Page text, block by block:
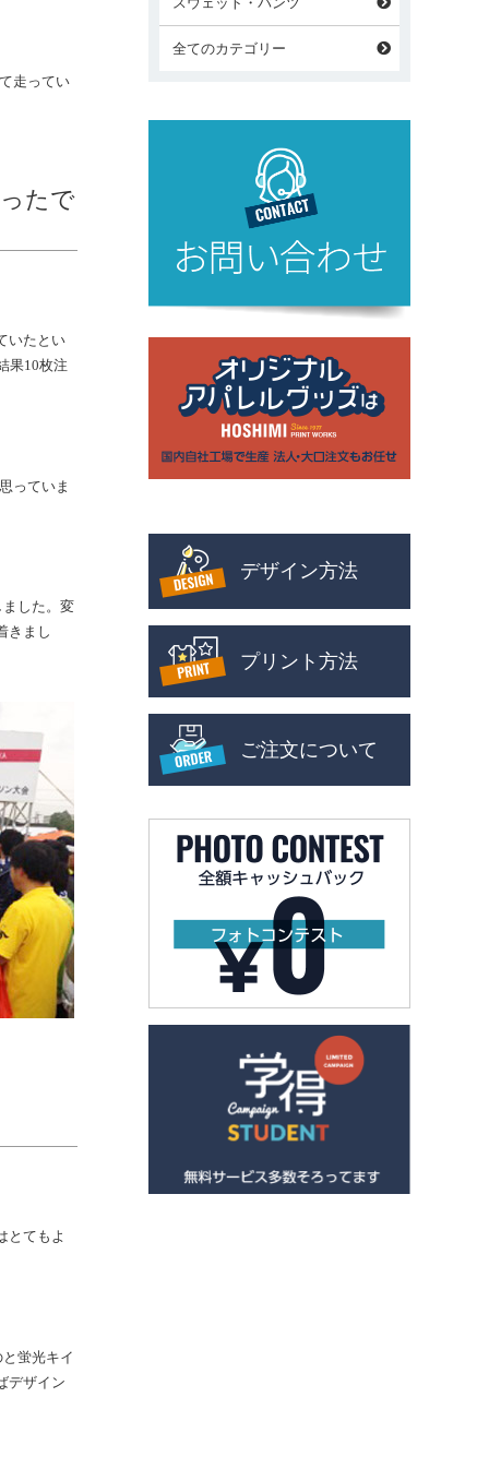
走ってい
たで
いたとい
果10枚注
っていま
した。変
きまし
とてもよ
蛍光キイ
デザイン
全てのカテゴリー
デザイン方法
プリント方法
ご注文について